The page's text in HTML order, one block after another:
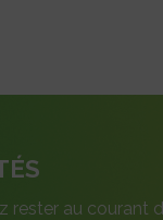
rester au courant